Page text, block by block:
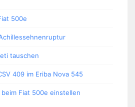
500e
tauschen
409 im Eriba Nova 545
Fiat 500e einstellen